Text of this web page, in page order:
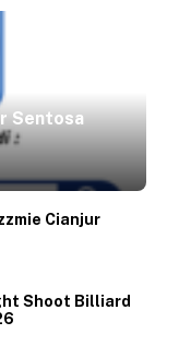
Sentosa
Cianjur
Shoot Billiard